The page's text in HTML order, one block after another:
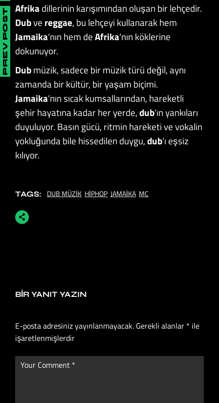
Afrika dillerinin karışımından oluşan bir lehçedir.
Dubve reggae, bu lehçeyi kullanarak hem
Jamaika‘nın hem deAfrika‘nın köklerine
dokunuyor.
Dubmüzik, sadece bir müzik türü değil, aynı
zamanda bir kültür, bir yaşam biçimi.
Jamaika‘nın sıcak kumsallarından, hareketli
şehir hayatına kadar her yerde,dub‘ın yankıları
duyuluyor. Basın gücü, ritmin hareketi ve vokalin
yokluğunda bile hissedilen duygu,dub‘ı eşsiz
kılıyor.
TAGS: DUB MÜZİK HİPHOP JAMAİKA MC
PREV POST
BIR YANIT YAZIN
E-posta adresiniz yayınlanmayacak. Gerekli alanlar * ile
işaretlenmişlerdir